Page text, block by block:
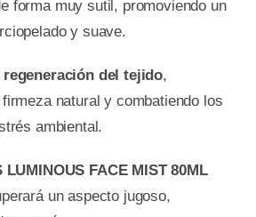
forma muy sutil, promoviendo un
y suave.
regeneración del tejido,
natural y combatiendo los
ambiental.
LUMINOUS FACE MIST 80ML
un aspecto jugoso,